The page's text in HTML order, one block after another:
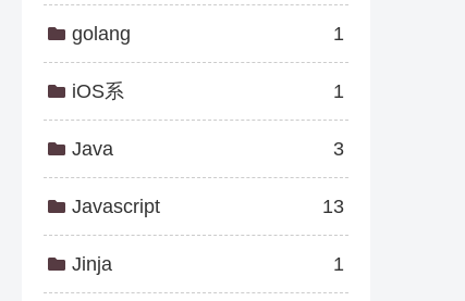
golang 1
iOS系 1
Java 3
Javascript 13
Jinja 1